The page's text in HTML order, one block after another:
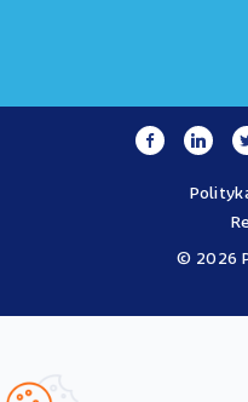
© 2026
Ustawy o PPK przez